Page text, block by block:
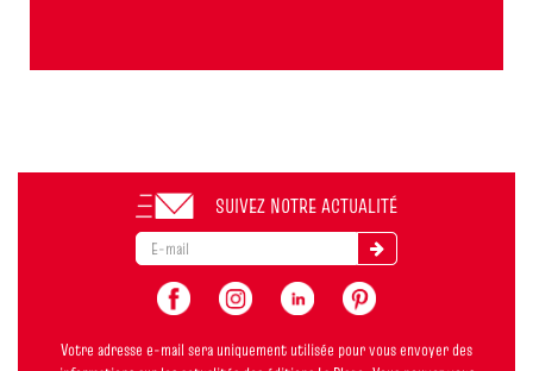
SUIVEZ NOTRE ACTUALITÉ
Votre adresse e-mail sera uniquement utilisée pour vous envoyer des